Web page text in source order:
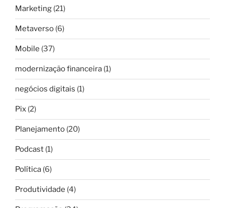
Marketing (21)
Metaverso (6)
Mobile (37)
modernização financeira (1)
negócios digitais (1)
Pix (2)
Planejamento (20)
Podcast (1)
Política (6)
Produtividade (4)